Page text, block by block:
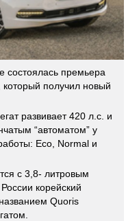
состоялась премьера
получил новый
развивает 420 л.с. и
“автоматом” у
Eco, Normal и
с 3,8- литровым
корейский
Quoris